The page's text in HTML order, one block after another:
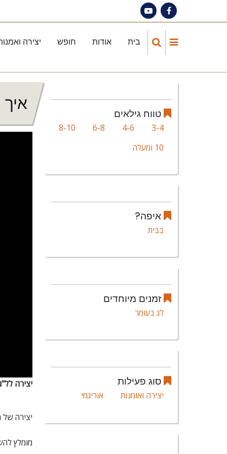
to
Main
navigation
בית אודות חופש יצירה
יצירה
יצירה של מדורה
מומלץ
טווח גילאים
3-4
4-6
6-8
8-10
10 ומעלה
איפה?
בבית
זמנים מיוחדים
לג בעומר
סוג פעילות
יצירה ואומנות אוריגמי